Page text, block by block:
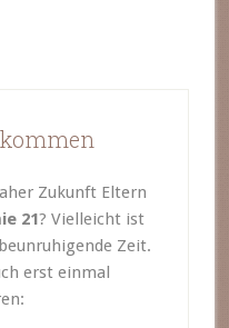
Zukunft Eltern
21? Vielleicht ist
Zeit.
erst einmal